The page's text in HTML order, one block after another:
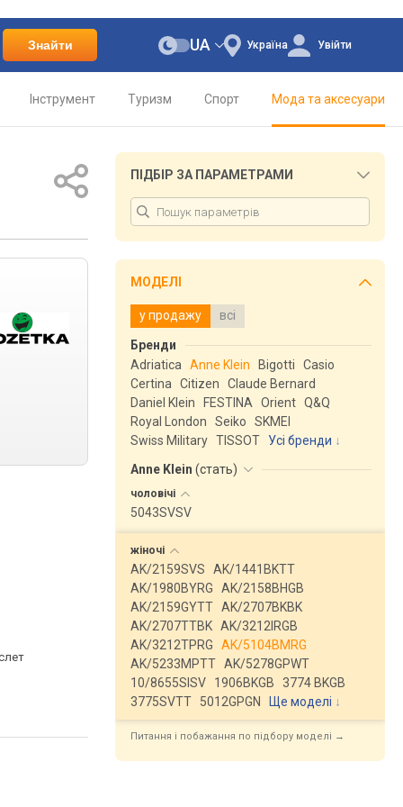
Знайти Україна
UA Увійти
Інструмент Туризм Спорт Мода та аксесуари
ПІДБІР ЗА ПАРАМЕТРАМИ
МОДЕЛІ
у продажу всі
Бренди
Adriatica
Anne Klein Bigotti
Casio
Certina
Citizen
Claude Bernard
Daniel Klein
FESTINA Orient Q&Q
Royal London
Seiko
SKMEI
Swiss Military TISSOT
Усі бренди
Anne Klein (стать)
чоловічі
5043SVSV
жіночі
AK/2159SVS
AK/1441BKTT
AK/1980BYRG
AK/2158BHGB
AK/2159GYTT AK/2707BKBK
AK/2707TTBK AK/3212IRGB
AK/3212TPRG
AK/5104BMRG
AK/5233MPTT AK/5278GPWT
10/8655SISV
1906BKGB
3774 BKGB
3775SVTT
5012GPGN Ще моделі ↓
Питання і побажання по підбору моделі →